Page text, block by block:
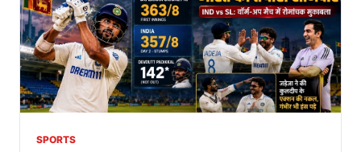
SPORTS